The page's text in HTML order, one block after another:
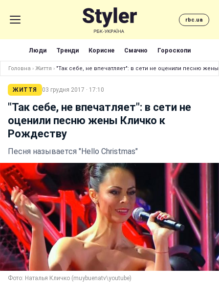
rbc.ua
Люди Тренди Корисне Смачно Гороскопи
Головна › Життя › "Так себе, не впечатляет": в сети не оценили песню
ЖИТТЯ 03 грудня 2017 · 17:10
"Так себе, не впечатляет": в сети не
оценили песню жены Кличко к
Рождеству
Песня называется "Hello Christmas"
Фото: Наталья Кличко (muybuenatv\youtube)